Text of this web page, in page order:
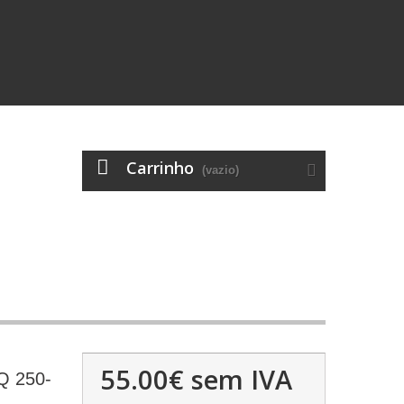
Carrinho (vazio)
250-
55.00€ sem IVA